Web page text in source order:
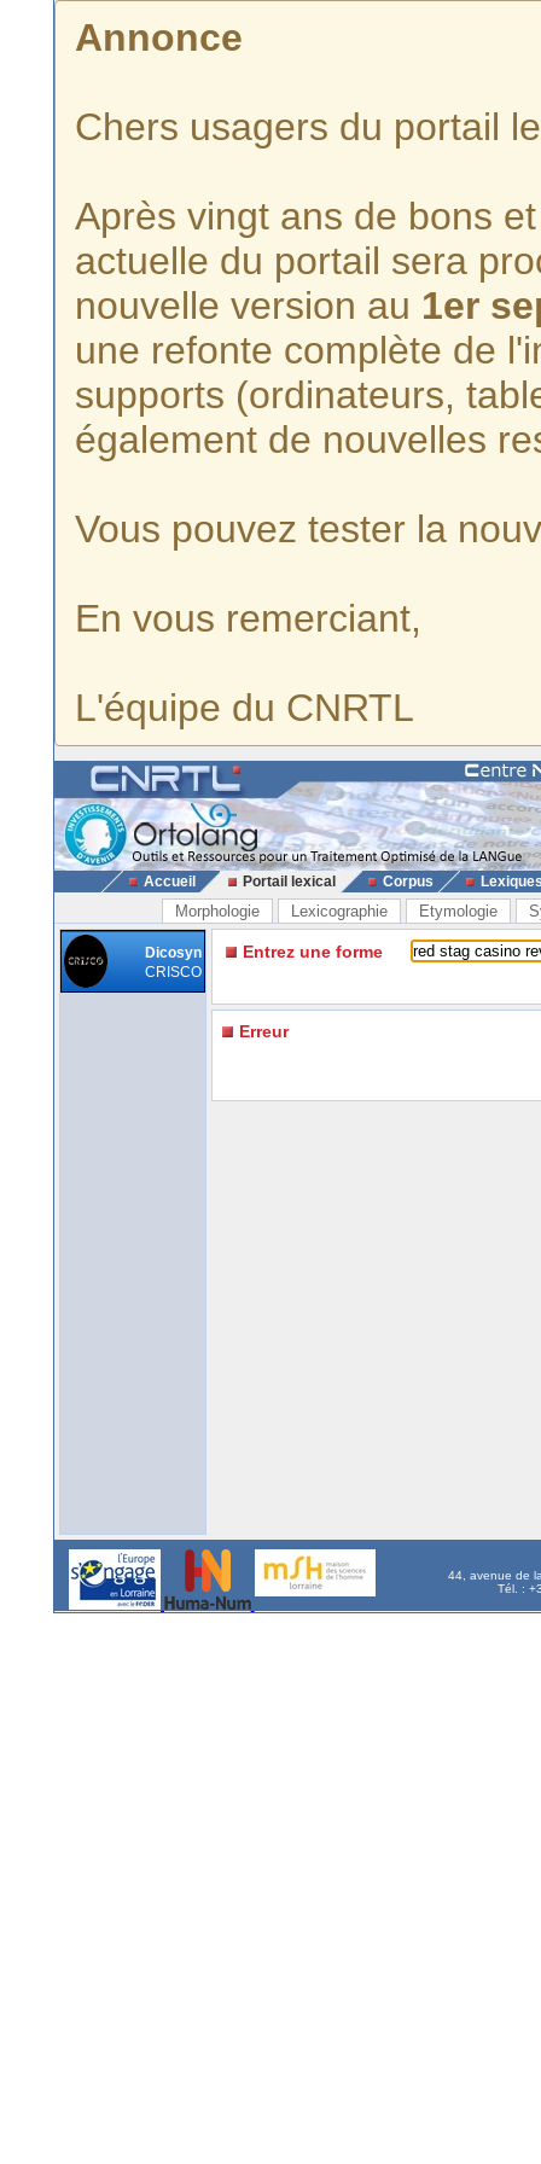
Annonce
Chers usagers du portail
Après vingt ans de bons
actuelle du portail sera
nouvelle version au 1er
une refonte complète de
supports (ordinateurs,
également de nouvelles
Vous pouvez tester la
En vous remerciant,
L'équipe du CNRTL
Accueil Portail lexical Corpus
Morphologie Lexicographie Etymologie
Dicosyn
CRISCO
Entrez une forme
Erreur
44, avenue de
Tél. :